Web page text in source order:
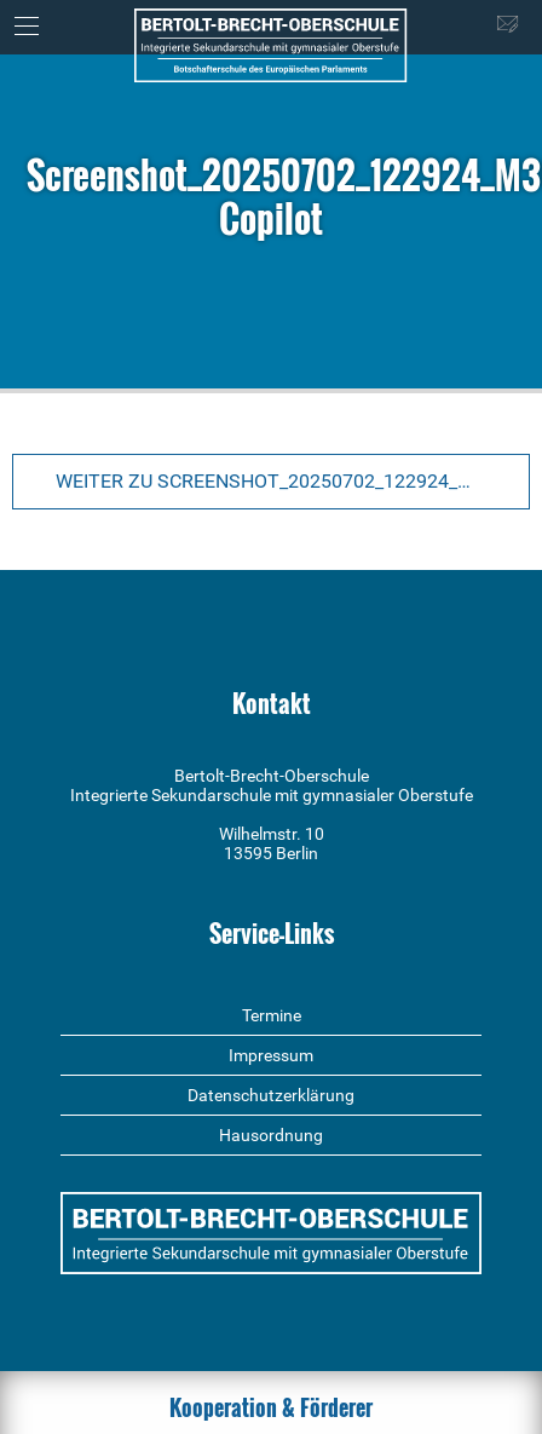
Copilot
WEITER ZU SCREENSHOT_20250702_122924_M365 COPILOT
Kontakt
Bertolt-Brecht-Oberschule
Integrierte Sekundarschule mit gymnasialer Oberstufe
Wilhelmstr. 10
13595 Berlin
Service-Links
Termine
Impressum
Datenschutzerklärung
Hausordnung
Kooperation & Förderer